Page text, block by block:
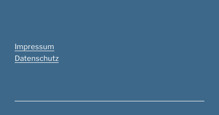
Impressum
Datenschutz